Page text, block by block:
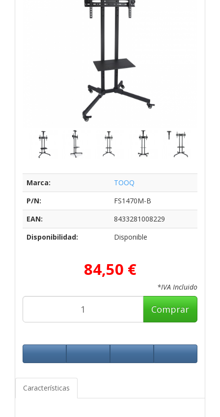
Marca:
TOOQ
P/N:
FS1470M-B
EAN:
8433281008229
Disponibilidad:
Disponible
84,50 €
*IVA Incluido
Comprar
Características